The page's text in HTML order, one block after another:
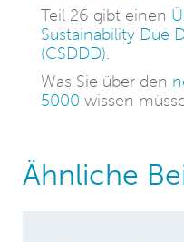
Teil 26 gibt einen
Sustainability Due
(CSDDD).
Was Sie über den
5000 wissen
Ähnliche